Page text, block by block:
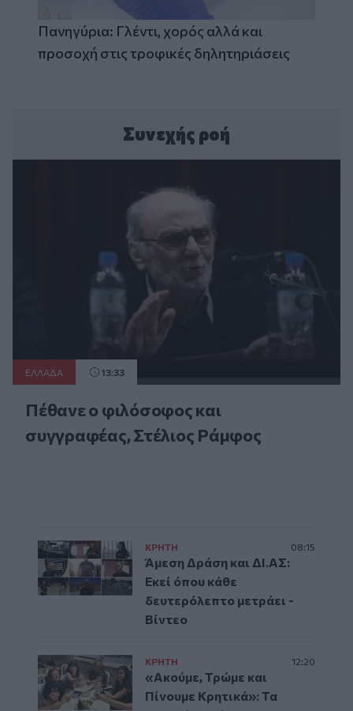
Πανηγύρια: Γλέντι, χορός αλλά και
προσοχή στις τροφικές δηλητηριάσεις
Συνεχής ροή
ΕΛΛAΔΑ 13:33
Πέθανε ο φιλόσοφος και
συγγραφέας, Στέλιος Ράμφος
ΚΡΗΤΗ 08:15
Άμεση Δράση και ΔΙ.ΑΣ:
Εκεί όπου κάθε
δευτερόλεπτο μετράει -
Βίντεο
ΚΡΗΤΗ 12:20
«Ακούμε, Τρώμε και
Πίνουμε Κρητικά»: Τα